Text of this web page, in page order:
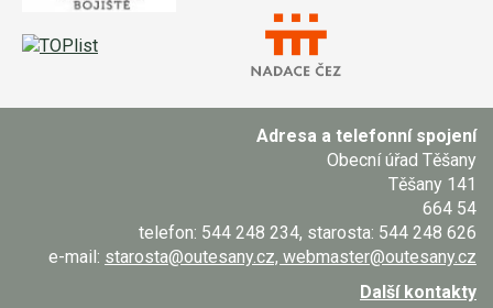
Adresa a telefonní spojení
Obecní úřad Těšany
Těšany 141
664 54
telefon: 544 248 234, starosta: 544 248 626
e-mail: starosta@outesany.cz, webmaster@outesany.cz
Další kontakty